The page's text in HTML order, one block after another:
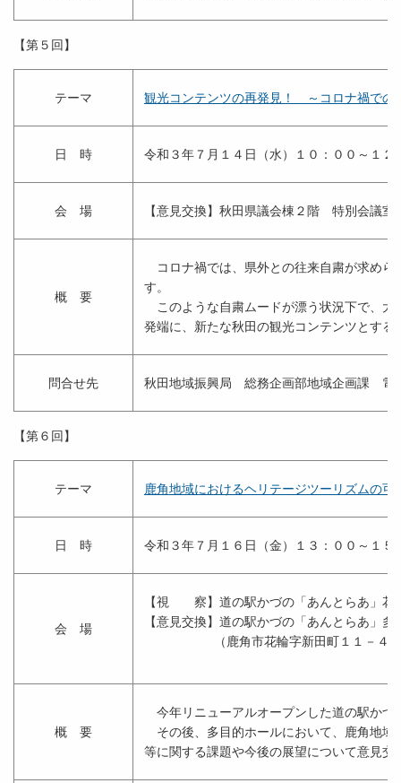
【第５回】
テーマ 観光コンテンツの再発見！ ～コロナ禍での
日 時 令和３年７月１４日（水）１０：００～１２
会 場 【意見交換】秋田県議会棟２階 特別会議室
概 要
コロナ禍では、県外との往来自粛が求めら
す。
このような自粛ムードが漂う状況下で、大
発端に、新たな秋田の観光コンテンツとす
問合せ先 秋田地域振興局 総務企画部地域企画課 電
【第６回】
テーマ 鹿角地域におけるヘリテージツーリズムの可
日 時 令和３年７月１６日（金）１３：００～１５
会 場
【視 察】道の駅かづの「あんとらあ」花
【意見交換】道の駅かづの「あんとらあ」多
（鹿角市花輪字新田町１１－４）
概 要
今年リニューアルオープンした道の駅かづ
その後、多目的ホールにおいて、鹿角地域
等に関する課題や今後の展望について意見交